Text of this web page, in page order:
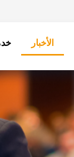
الأخبار